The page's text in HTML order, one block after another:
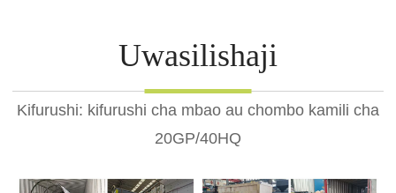
Uwasilishaji
Kifurushi: kifurushi cha mbao au chombo kamili cha
20GP/40HQ